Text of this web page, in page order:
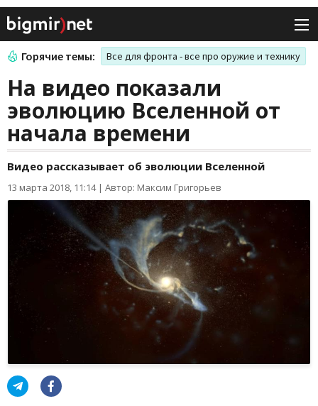
Горячие темы: Все для фронта - все про оружие и технику
На видео показали
эволюцию Вселенной от
начала времени
Видео рассказывает об эволюции Вселенной
13 марта 2018, 11:14| Автор: Максим Григорьев